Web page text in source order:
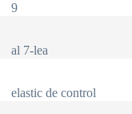
9
al 7-lea
elastic de control